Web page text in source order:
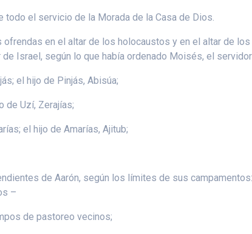
el servicio de la Morada de la Casa de Dios.
en el altar de los holocaustos y en el altar de
Israel, según lo que había ordenado Moisés, el
el hijo de Pinjás, Abisúa;
de Uzí, Zerajías;
el hijo de Amarías, Ajitub;
de Aarón, según los límites de sus
–
de pastoreo vecinos;